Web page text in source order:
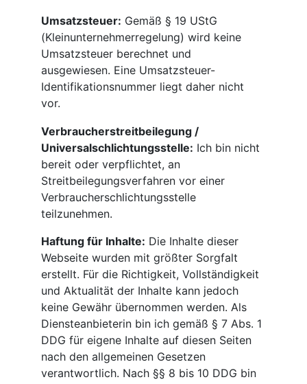
Umsatzsteuer: Gemäß § 19 UStG
(Kleinunternehmerregelung) wird keine
Umsatzsteuer berechnet und
ausgewiesen. Eine Umsatzsteuer-
Identifikationsnummer liegt daher nicht
vor.
Verbraucherstreitbeilegung /
Universalschlichtungsstelle: Ich bin nicht
bereit oder verpflichtet, an
Streitbeilegungsverfahren vor einer
Verbraucherschlichtungsstelle
teilzunehmen.
Haftung für Inhalte: Die Inhalte dieser
Webseite wurden mit größter Sorgfalt
erstellt. Für die Richtigkeit, Vollständigkeit
und Aktualität der Inhalte kann jedoch
keine Gewähr übernommen werden. Als
Diensteanbieterin bin ich gemäß § 7 Abs. 1
DDG für eigene Inhalte auf diesen Seiten
nach den allgemeinen Gesetzen
verantwortlich. Nach §§ 8 bis 10 DDG bin